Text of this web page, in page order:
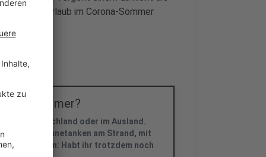
Thema Urlaub im Corona-Sommer
Sommer?
ob in Deutschland oder im Ausland.
beim Sonnetanken am Strand, mit
wir wissen: Habt ihr trotzdem noch